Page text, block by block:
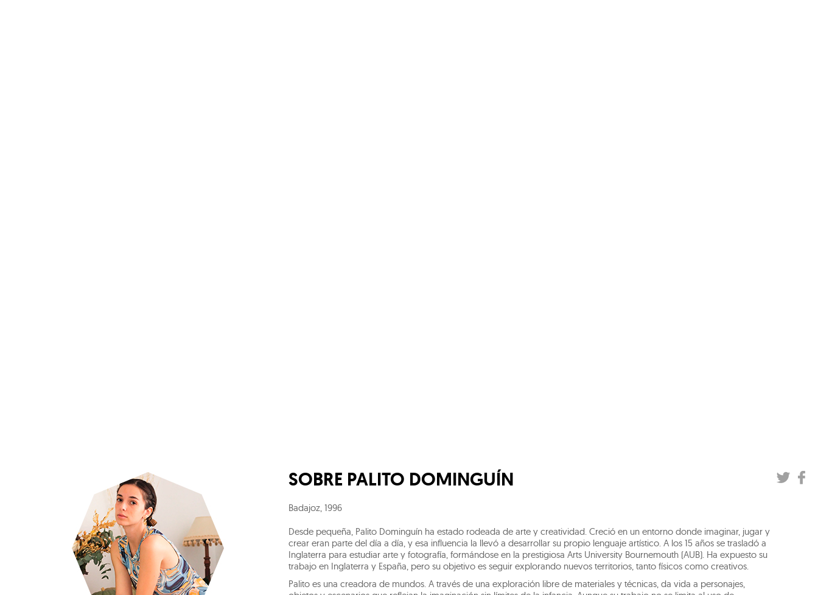
SOBRE PALITO DOMINGUÍN
Badajoz, 1996
Desde pequeña, Palito Dominguín ha estado rodeada de arte y creatividad. Creció en un entorno donde imaginar, jugar y
crear eran parte del día a día, y esa influencia la llevó a desarrollar su propio lenguaje artístico. A los 15 años se trasladó a
Inglaterra para estudiar arte y fotografía, formándose en la prestigiosa Arts University Bournemouth (AUB). Ha expuesto su
trabajo en Inglaterra y España, pero su objetivo es seguir explorando nuevos territorios, tanto físicos como creativos.
Palito es una creadora de mundos. A través de una exploración libre de materiales y técnicas, da vida a personajes,